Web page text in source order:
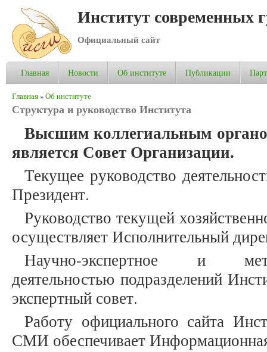
Институт современных
Официальный сайт
Главная Новости Об институте Публикации
Вы здесь
Главная»Об институте
Структура и руководство Института
Высшим коллегиальным
является Совет Организации.
Текущее руководство
Президент.
Руководство текущей
осуществляет Исполнительный
Научно-экспертное и
деятельностью подразделений
экспертный совет.
Работу официального сайта
СМИ обеспечивает